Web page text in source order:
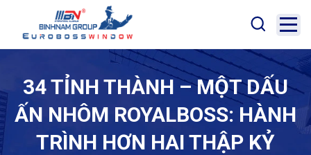
34 TỈNH THÀNH – MỘT DẤU
ẤN NHÔM ROYALBOSS: HÀNH
TRÌNH HƠN HAI THẬP KỶ